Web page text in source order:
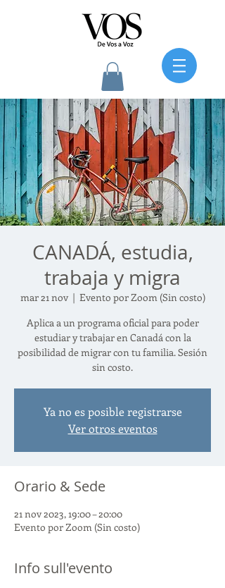
CANADÁ, estudia,
trabaja y migra
mar 21 nov
  |
Evento por Zoom (Sin costo)
Aplica a un programa oficial para poder
estudiar y trabajar en Canadá con la
posibilidad de migrar con tu familia. Sesión
sin costo.
Ya no es posible registrarse
Ver otros eventos
Orario & Sede
21 nov 2023, 19:00 – 20:00
Evento por Zoom (Sin costo)
Info sull'evento